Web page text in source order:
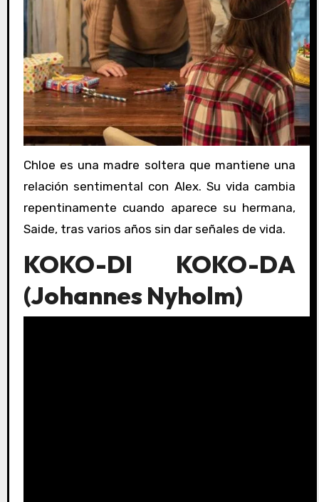
Chloe es una madre soltera que mantiene una
relación sentimental con Alex. Su vida cambia
repentinamente cuando aparece su hermana,
Saide, tras varios años sin dar señales de vida.
KOKO-DI KOKO-DA
(Johannes Nyholm)